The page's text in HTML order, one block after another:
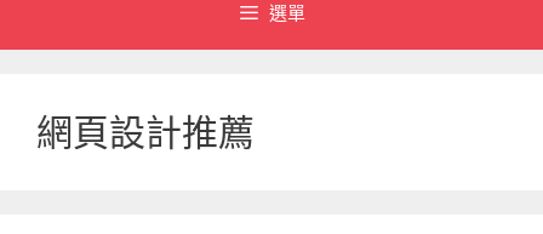
選單
網頁設計推薦